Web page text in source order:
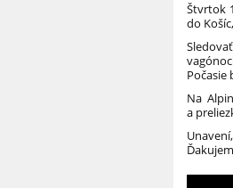
Štvrtok
do
Na
a